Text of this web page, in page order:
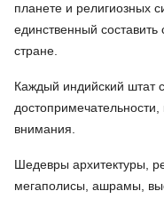
планете и религиозных
единственный
стране.
Каждый индийский штат
достопримечательности,
внимания.
Шедевры архитектуры,
мегаполисы, ашрамы,